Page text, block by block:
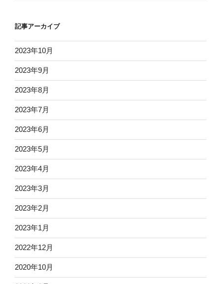
記事アーカイブ
2023年10月
2023年9月
2023年8月
2023年7月
2023年6月
2023年5月
2023年4月
2023年3月
2023年2月
2023年1月
2022年12月
2020年10月